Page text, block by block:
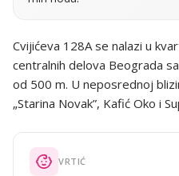
Cvijićeva 128A se nalazi u
centralnih delova Beograda
od 500 m. U neposrednoj
„Starina Novak”, Kafić Oko i
VRTIĆ